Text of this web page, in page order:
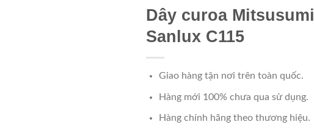
Dây curoa Mitsusumi
Sanlux C115
Giao hàng tận nơi trên toàn quốc.
Hàng mới 100% chưa qua sử dụng.
Hàng chính hãng theo thương hiệu.